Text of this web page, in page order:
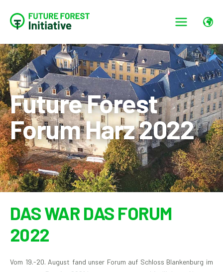
Future Forest
Forum Harz 2022
DAS WAR DAS FORUM
2022
Vom 19.-20. August fand unser Forum auf Schloss Blankenburg im